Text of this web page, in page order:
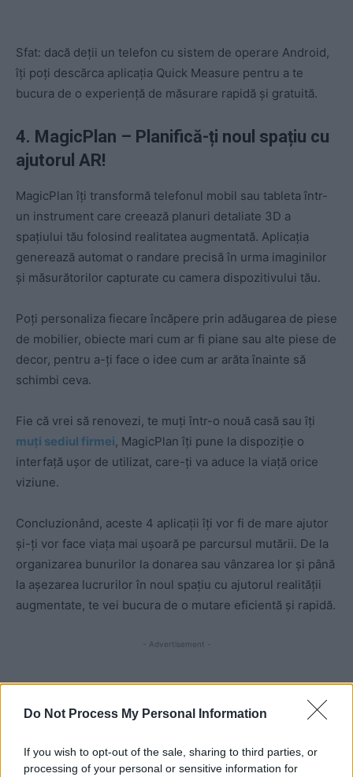
Do Not Process My Personal Information
If you wish to opt-out of the sale, sharing to third parties, or
processing of your personal or sensitive information for
Sfat: dacă deții un telefon cu sistem de operare Android,
îți poți descărca aplicația Quick Measure pentru a te
bucura de o experiență de măsurare rapidă și gratuită.
4. MagicPlan – Planifică-ți noul spațiu cu
ajutorul AR!
MagicPlan îți transformă telefonul mobil sau tableta într-
un instrument care creează planuri detaliate 3D a
spațiului tău folosind realitatea augmentată. Aplicația
generează automat o randare precisă în urma imaginilor
și măsurătorilor capturate cu camera dispozitivului tău.
Poți personaliza fiecare încăpere prin adăugarea de piese
de mobilier, obiecte mari cum ar fi piane sau alte piese de
decor, pentru a-ți face o idee cum ar arăta înainte să
schimbi ceva.
Fie că vrei să renovezi, te muți într-o nouă casă sau îți
muți sediul firmei, MagicPlan îți pune la dispoziție o
interfață ușor de utilizat, care-ți va aduce la viață orice
viziune.
Concluzionând, aceste 4 aplicații îți vor fi de mare ajutor
și-ți vor face viața mai ușoară pe parcursul mutării. De la
organizarea bunurilor la donarea sau vânzarea lor și până
la așezarea lucrurilor în noul spațiu cu ajutorul realității
augmentate, te vei bucura de o mutare eficientă și rapidă.
- Advertisement -
TAGS aplicații utile MagicPlan Measure AR mutat